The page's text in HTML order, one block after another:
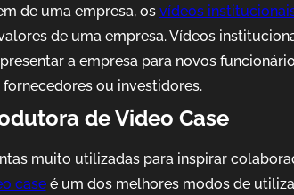
de uma empresa, os vídeos
de uma empresa. Vídeos
a empresa para novos
fornecedores ou investidores.
de Video Case
muito utilizadas para inspirar
caseé um dos melhores modos de